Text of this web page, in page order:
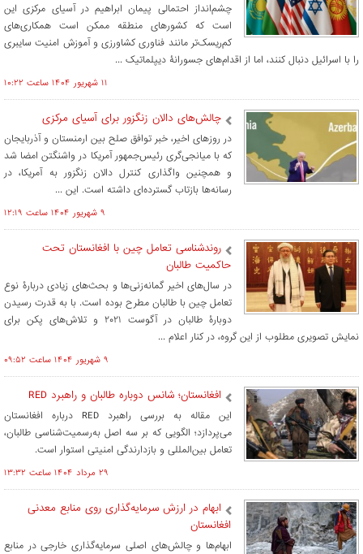
چشم‌انداز احتمالی پیمان ابراهیم در آسیای مرکزی این
است که کشورهای منطقه ممکن است همکاری‌های
کم‌ریسک‌تر مانند فناوری کشاورزی و آموزش امنیت سایبری
را با اسرائیل دنبال کنند، اما از اقدام‌های جسورانۀ دیپلماتیک ...
۱۱ شهريور ۱۴۰۴ ساعت ۱۰:۲۲
​چالش‌های دالان زنگزور برای آسیای مرکزی
در روزهای اخیر، خبر توافق صلح بین ارمنستان و آذربایجان
که با میانجی‌گری رئیس‌جمهور آمریکا در واشنگتن امضا شد
و همچنین واگذاری کنترل دالان زنگزور به آمریکا، در
رسانه‌ها بازتاب گسترده‌ای داشته است. این ...
۹ شهريور ۱۴۰۴ ساعت ۱۲:۱۹
روندشناسی تعامل چین با افغانستان تحت
حاکمیت طالبان
در سال‌های اخیر گمانه‌زنی‌ها و بحث‌های زیادی دربارۀ نوع
تعامل چین با طالبان مطرح بوده است. با به قدرت رسیدن
دوبارۀ طالبان در آگوست ۲۰۲۱ و تلاش‌های پکن برای
نمایش تصویری مطلوب از این گروه، در کنار اعلام ...
۹ شهريور ۱۴۰۴ ساعت ۰۹:۵۲
افغانستان؛ شانس دوباره طالبان و راهبرد RED
این مقاله به بررسی راهبرد RED درباره افغانستان
می‌پردازد؛ الگویی که بر سه اصل به‌رسمیت‌شناسی طالبان،
تعامل بین‌المللی و بازدارندگی امنیتی استوار است.
۲۹ مرداد ۱۴۰۴ ساعت ۱۳:۳۲
ابهام در ارزش سرمایه‌گذاری روی منابع معدنی
افغانستان
ابهام‌ها و چالش‌های اصلی سرمایه‌گذاری خارجی در منابع